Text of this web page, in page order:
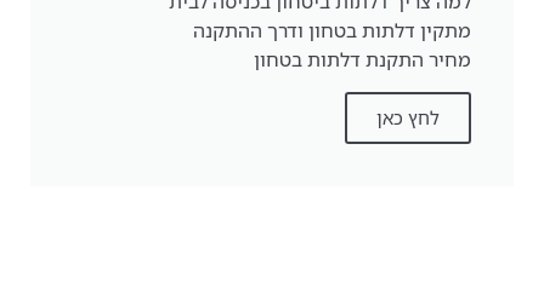
מתקין דלתות בטחון ודרך ההתקנה
מחיר התקנת דלתות בטחון
לחץ כאן